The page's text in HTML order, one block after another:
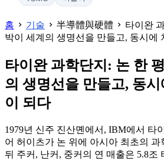
홈 기술 半導體與硬體
타이완
박이 세계의 생명선을 만들고, 동시에
타이완 과학단지: 논 한
의 생명선을 만들고, 동시
이 되다
1979년 신주 진산몐에서, IBM에서 타
어 허이츠가 논 위에 아시아 최초의 과
뒤 주커, 난커, 중커의 연 매출은 5.8조